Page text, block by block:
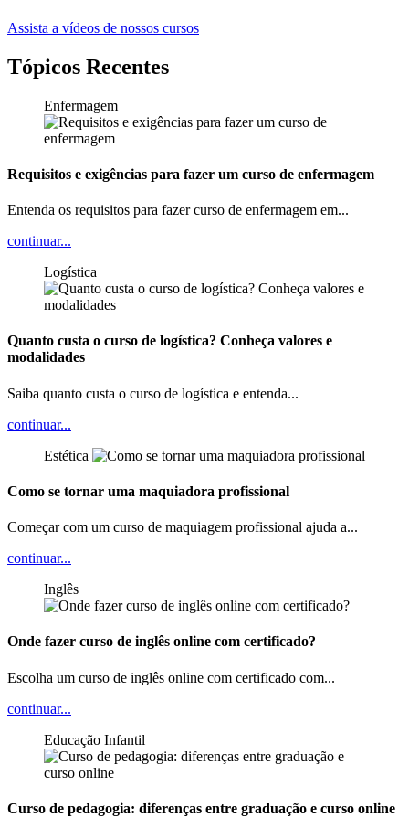
Assista a vídeos de nossos cursos
Tópicos Recentes
Enfermagem
Requisitos e exigências para fazer um curso de enfermagem
Entenda os requisitos para fazer curso de enfermagem em...
continuar...
Logística
Quanto custa o curso de logística? Conheça valores e
modalidades
Saiba quanto custa o curso de logística e entenda...
continuar...
Estética
Como se tornar uma maquiadora profissional
Começar com um curso de maquiagem profissional ajuda a...
continuar...
Inglês
Onde fazer curso de inglês online com certificado?
Escolha um curso de inglês online com certificado com...
continuar...
Educação Infantil
Curso de pedagogia: diferenças entre graduação e curso online